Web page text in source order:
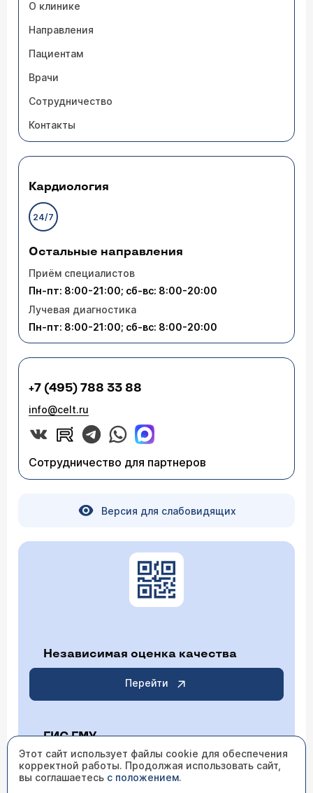
О клинике
Направления
Пациентам
Врачи
Сотрудничество
Контакты
Кардиология
24/7
Остальные направления
Приём специалистов
Пн-пт: 8:00-21:00; сб-вс: 8:00-20:00
Лучевая диагностика
Пн-пт: 8:00-21:00; сб-вс: 8:00-20:00
+7 (495) 788 33 88
info@celt.ru
Сотрудничество для партнеров
Версия для слабовидящих
Независимая оценка качества
Перейти
ГИС ГМУ
Перейти
Этот сайт использует файлы cookie для обеспечения
корректной работы. Продолжая использовать сайт,
вы соглашаетесь с положением.